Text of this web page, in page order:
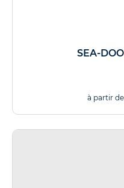
SEA-
à partir de